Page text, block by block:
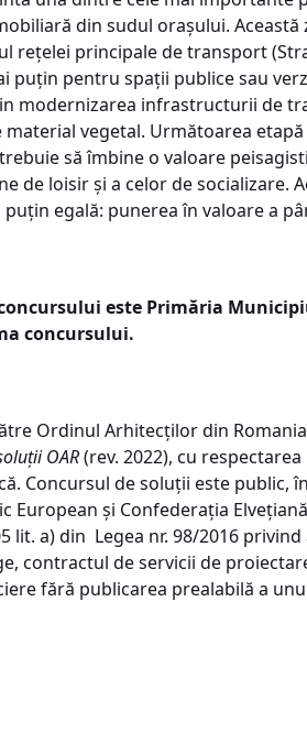
din sudul orașului.
rețelei principale de transport
puțin pentru spații publice sau
modernizarea infrastructurii de
vegetal. Următoarea
să îmbine o valoare
de loisir și a celor de socializare.
egală: punerea în valoare a
este Primăria
concursului.
Ordinul Arhitecților din
OAR(rev. 2022), cu
Concursul de soluții este public,
European și Confederația
lit. a) din Legea nr. 98/2016
contractul de servicii de
fără publicarea prealabilă a